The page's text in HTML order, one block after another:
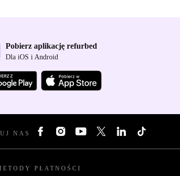
Pobierz aplikację refurbed
Dla iOS i Android
NAS
PŁATNOŚCI